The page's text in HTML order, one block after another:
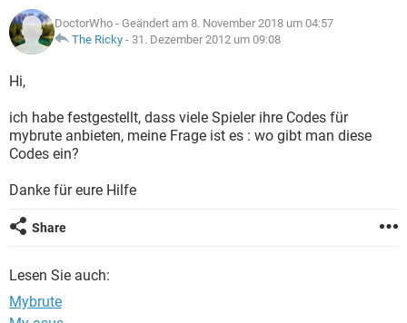
WHATSAPP
FACEBOOK HARDWARE
WINDOWS 10 INSTAGRAM
WHATSAPP
FACEBOOK
SPIELE
ANDROID IOS
FACEBOOK HARDWARE
LEXIKON
SPIELE
ANDROID
WINDOWS 10 INSTAGRAM
WHATSAPP
DoctorWho - Geändert am 8. November 2018 um 04:57
The Ricky - 31. Dezember 2012 um 09:08
Hi,
ich habe festgestellt, dass viele Spieler ihre Codes für
mybrute anbieten, meine Frage ist es : wo gibt man diese
Codes ein?
Danke für eure Hilfe
Share
Lesen Sie auch:
Mybrute